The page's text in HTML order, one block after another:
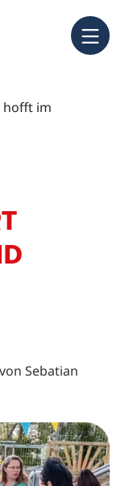
hofft im
Sebatian